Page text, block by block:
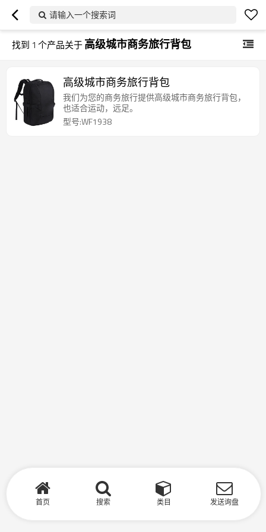
请输入一个搜索词
找到 1 个产品关于高级城市商务旅行背包
高级城市商务旅行背包
我们为您的商务旅行提供高级城市商务旅行背包，
也适合运动，远足。
型号:WF1938
首页 搜索 类目 发送询盘